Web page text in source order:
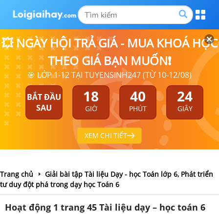
💥 NGÀY HỘI TRẢ GIÁ - MUA KHOÁ HỌC
THEO GIÁ BẠN MUỐN❗
🎯 LỚP 1-12 TẠI TUYENSINH247 (TỪ 10-12/08)
BẮT ĐẦU
SAU
18
GIỜ
40
PHÚT
24
GIÂY
XEM CHI TIẾT
Trang chủ
Giải bài tập Tài liệu Dạy - học Toán lớp 6, Phát triển
tư duy đột phá trong dạy học Toán 6
Hoạt động 1 trang 45 Tài liệu dạy – học toán 6